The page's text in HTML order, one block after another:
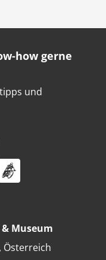
how gerne
und
Museum
Österreich